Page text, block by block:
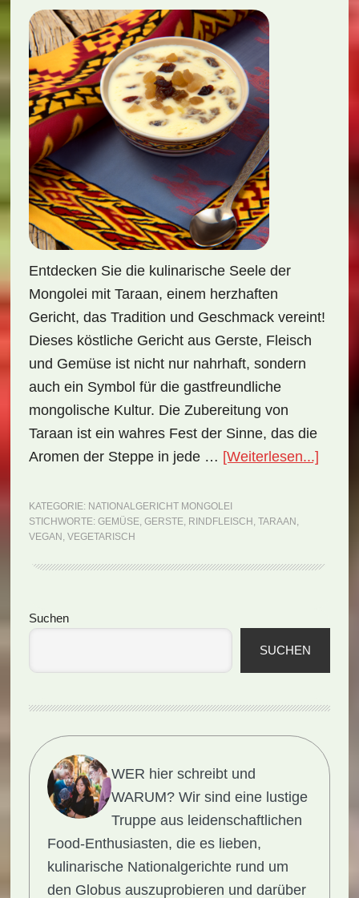
Entdecken Sie die kulinarische Seele der
Mongolei mit Taraan, einem herzhaften
Gericht, das Tradition und Geschmack vereint!
Dieses köstliche Gericht aus Gerste, Fleisch
und Gemüse ist nicht nur nahrhaft, sondern
auch ein Symbol für die gastfreundliche
mongolische Kultur. Die Zubereitung von
Taraan ist ein wahres Fest der Sinne, das die
Aromen der Steppe in jede … [Weiterlesen...]
KATEGORIE: NATIONALGERICHT MONGOLEI
STICHWORTE: GEMÜSE, GERSTE, RINDFLEISCH , TARAAN ,
VEGAN , VEGETARISCH
Seitenspalte
Suchen
SUCHEN
WER hier schreibt und
WARUM? Wir sind eine lustige
Truppe aus leidenschaftlichen
Food-Enthusiasten, die es lieben,
kulinarische Nationalgerichte rund um
den Globus auszuprobieren und darüber